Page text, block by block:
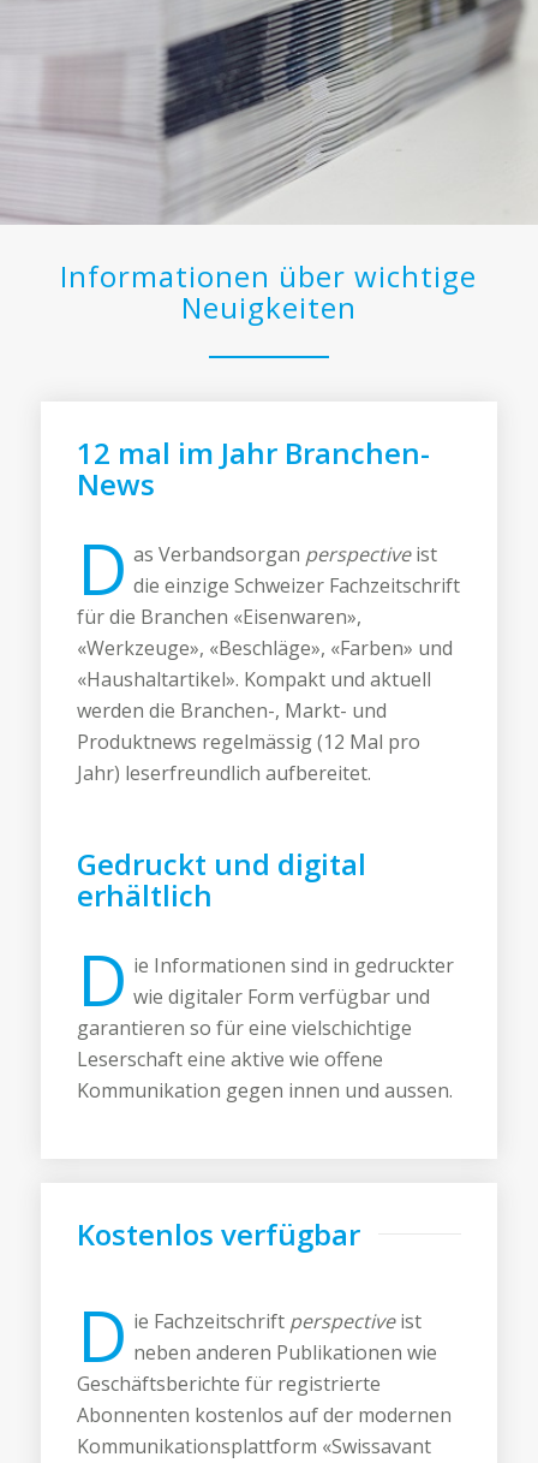
Informationen über wichtige
Neuigkeiten
12 mal im Jahr Branchen-
News
D as Verbandsorgan perspectiveist
die einzige Schweizer Fachzeitschrift
für die Branchen «Eisenwaren»,
«Werkzeuge», «Beschläge», «Farben» und
«Haushaltartikel». Kompakt und aktuell
werden die Branchen-, Markt- und
Produktnews regelmässig (12 Mal pro
Jahr) leserfreundlich aufbereitet.
Gedruckt und digital
erhältlich
D ie Informationen sind in gedruckter
wie digitaler Form verfügbar und
garantieren so für eine vielschichtige
Leserschaft eine aktive wie offene
Kommunikation gegen innen und aussen.
Kostenlos verfügbar
D ie Fachzeitschrift perspectiveist
neben anderen Publikationen wie
Geschäftsberichte für registrierte
Abonnenten kostenlos auf der modernen
Kommunikationsplattform «Swissavant